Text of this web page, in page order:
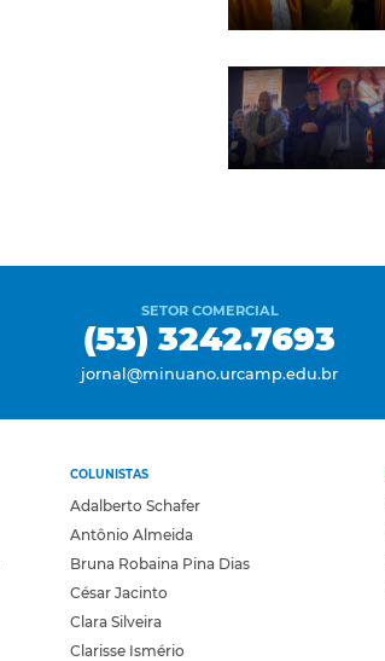
SETOR COMERCIAL
(53) 3242.7693
jornal@minuano.urcamp.edu.br
COLUNISTAS
Adalberto Schafer
Antônio Almeida
Bruna Robaina Pina Dias
César Jacinto
Clara Silveira
Clarisse Ismério